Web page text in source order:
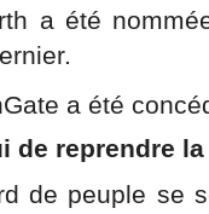
a été
a été
de reprendre
de peuple se